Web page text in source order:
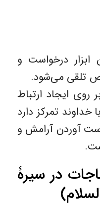
ابزار درخواست و
تلقی می‌شود.
روی ایجاد ارتباط
تمرکز دارد
آوردن آرامش و
در سیرۀ